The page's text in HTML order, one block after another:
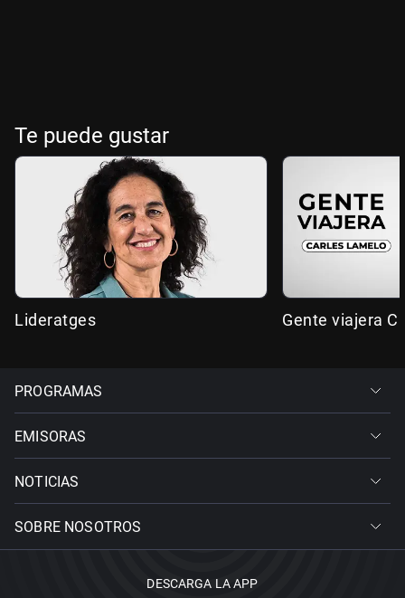
Te puede gustar
Lideratges Gente viajera
PROGRAMAS
EMISORAS
NOTICIAS
SOBRE NOSOTROS
DESCARGA LA APP